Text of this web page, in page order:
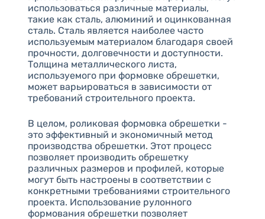
использоваться различные материалы,
такие как сталь, алюминий и оцинкованная
сталь. Сталь является наиболее часто
используемым материалом благодаря своей
прочности, долговечности и доступности.
Толщина металлического листа,
используемого при формовке обрешетки,
может варьироваться в зависимости от
требований строительного проекта.
В целом, роликовая формовка обрешетки -
это эффективный и экономичный метод
производства обрешетки. Этот процесс
позволяет производить обрешетку
различных размеров и профилей, которые
могут быть настроены в соответствии с
конкретными требованиями строительного
проекта. Использование рулонного
формования обрешетки позволяет